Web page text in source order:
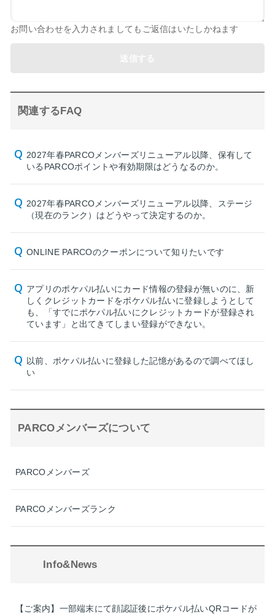
お問い合わせを入力されましてもご返信はいたしかねます
関連するFAQ
2027年春PARCOメンバーズリニューアル以降、保有して
いるPARCOポイントや有効期限はどうなるのか。
2027年春PARCOメンバーズリニューアル以降、ステージ
（現在のランク）はどうやって決定するのか。
ONLINE PARCOのクーポンについて知りたいです
アプリのポケパル払いにカード情報の登録が無いのに、新
しくクレジットカードをポケパル払いに登録しようとして
も、「すでにポケパル払いにクレジットカードが登録され
ています」と出てきてしまい登録ができない。
以前、ポケパル払いに登録した記憶があるので調べてほし
い
PARCOメンバーズについて
PARCOメンバーズ
PARCOメンバーズランク
Info&News
【ご案内】一部端末にて顔認証後にポケパル払いQRコードが